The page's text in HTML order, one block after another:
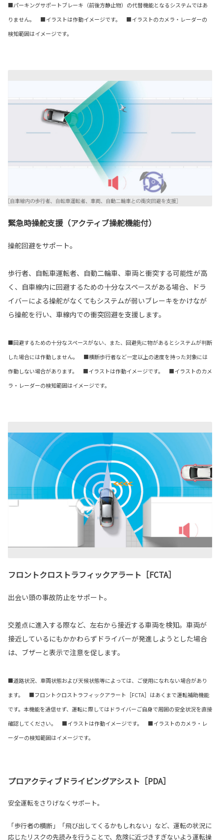
■パーキングサポートブレーキ（前後方静止物）の代替機能となるシステムではあ
りません。 ■イラストは作動イメージです。 ■イラストのカメラ・レーダーの
検知範囲はイメージです。
緊急時操舵支援（アクティブ操舵機能付）
操舵回避をサポート。
歩行者、自転車運転者、自動二輪車、車両と衝突する可能性が高
く、自車線内に回避するための十分なスペースがある場合、ドラ
イバーによる操舵がなくてもシステムが弱いブレーキをかけなが
ら操舵を行い、車線内での衝突回避を支援します。
■回避するための十分なスペースがない、また、回避先に物があるとシステムが判断
した場合には作動しません。 ■横断歩行者など一定以上の速度を持った対象には
作動しない場合があります。 ■イラストは作動イメージです。 ■イラストのカメ
ラ・レーダーの検知範囲はイメージです。
フロントクロストラフィックアラート［FCTA］
出会い頭の事故防止をサポート。
交差点に進入する際など、左右から接近する車両を検知。車両が
接近しているにもかかわらずドライバーが発進しようとした場合
は、ブザーと表示で注意を促します。
■道路状況、車両状態および天候状態等によっては、ご使用になれない場合があり
ます。 ■フロントクロストラフィックアラート［FCTA］はあくまで運転補助機能
です。本機能を過信せず、運転に際してはドライバーご自身で周囲の安全状況を直接
確認してください。 ■イラストは作動イメージです。 ■イラストのカメラ・レ
ーダーの検知範囲はイメージです。
プロアクティブドライビングアシスト［PDA］
安全運転をさりげなくサポート。
「歩行者の横断」「飛び出してくるかもしれない」など、運転の状況に
応じたリスクの先読みを行うことで、危険に近づきすぎないよう運転操